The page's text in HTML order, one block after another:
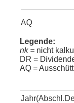
AQ
Legende:
nk= nicht
DR =
AQ =